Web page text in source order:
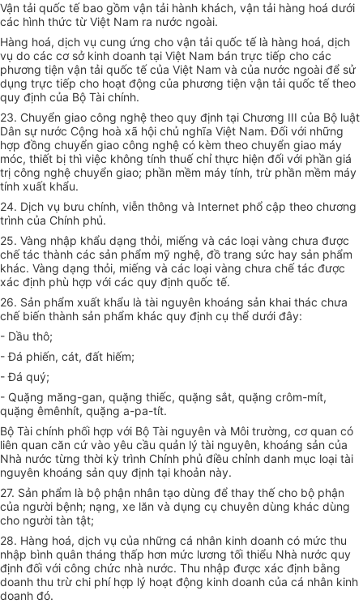
Vận tải quốc tế bao gồm vận tải hành khách, vận tải hàng hoá dưới
các hình thức từ Việt Nam ra nước ngoài.
Hàng hoá, dịch vụ cung ứng cho vận tải quốc tế là hàng hoá, dịch
vụ do các cơ sở kinh doanh tại Việt Nam bán trực tiếp cho các
phương tiện vận tải quốc tế của Việt Nam và của nước ngoài để sử
dụng trực tiếp cho hoạt động của phương tiện vận tải quốc tế theo
quy định của Bộ Tài chính.
23. Chuyển giao công nghệ theo quy định tại Chương III của Bộ luật
Dân sự nước Cộng hoà xã hội chủ nghĩa Việt Nam. Đối với những
hợp đồng chuyển giao công nghệ có kèm theo chuyển giao máy
móc, thiết bị thì việc không tính thuế chỉ thực hiện đối với phần giá
trị công nghệ chuyển giao; phần mềm máy tính, trừ phần mềm máy
tính xuất khẩu.
24. Dịch vụ bưu chính, viễn thông và Internet phổ cập theo chương
trình của Chính phủ.
25. Vàng nhập khẩu dạng thỏi, miếng và các loại vàng chưa được
chế tác thành các sản phẩm mỹ nghệ, đồ trang sức hay sản phẩm
khác. Vàng dạng thỏi, miếng và các loại vàng chưa chế tác được
xác định phù hợp với các quy định quốc tế.
26. Sản phẩm xuất khẩu là tài nguyên khoáng sản khai thác chưa
chế biến thành sản phẩm khác quy định cụ thể dưới đây:
- Dầu thô;
- Đá phiến, cát, đất hiếm;
- Đá quý;
- Quặng măng-gan, quặng thiếc, quặng sắt, quặng crôm-mít,
quặng êmênhít, quặng a-pa-tít.
Bộ Tài chính phối hợp với Bộ Tài nguyên và Môi trường, cơ quan có
liên quan căn cứ vào yêu cầu quản lý tài nguyên, khoáng sản của
Nhà nước từng thời kỳ trình Chính phủ điều chỉnh danh mục loại tài
nguyên khoáng sản quy định tại khoản này.
27. Sản phẩm là bộ phận nhân tạo dùng để thay thế cho bộ phận
của người bệnh; nạng, xe lăn và dụng cụ chuyên dùng khác dùng
cho người tàn tật;
28. Hàng hoá, dịch vụ của những cá nhân kinh doanh có mức thu
nhập bình quân tháng thấp hơn mức lương tối thiểu Nhà nước quy
định đối với công chức nhà nước. Thu nhập được xác định bằng
doanh thu trừ chi phí hợp lý hoạt động kinh doanh của cá nhân kinh
doanh đó.